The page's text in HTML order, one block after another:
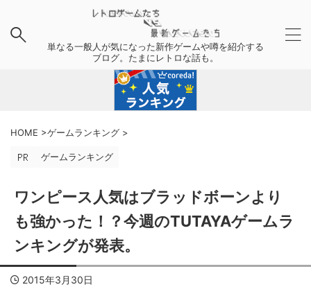
単なる一般人が気になった新作ゲームや噂を紹介する
ブログ。たまにレトロな話も。
HOME >ゲームランキング >
ゲームランキング
ワンピース人気はブラッドボーンより
も強かった！？今週のTUTAYAゲームラ
ンキングが発表。
2015年3月30日